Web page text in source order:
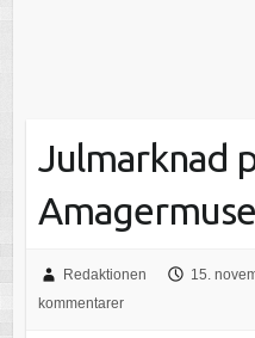
Julmarknad
Redaktionen 15.
kommentarer